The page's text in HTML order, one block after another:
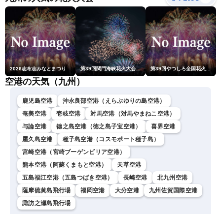
北美月／宇野沢達也〉
2026志布志みなとまつり 第39回関門海峡花火大会(門司側) 第39回やつしろ全国花火競技大会
空港の天気（九州）
鹿児島空港
沖永良部空港（えらぶゆりの島空港）
奄美空港
壱岐空港
対馬空港（対馬やまねこ空港）
与論空港
徳之島空港（徳之島子宝空港）
喜界空港
屋久島空港
種子島空港（コスモポート種子島）
宮崎空港（宮崎ブーゲンビリア空港）
熊本空港（阿蘇くまもと空港）
天草空港
五島福江空港（五島つばき空港）
長崎空港
北九州空港
薩摩硫黄島飛行場
福岡空港 大分空港
九州佐賀国際空港
諏訪之瀬島飛行場